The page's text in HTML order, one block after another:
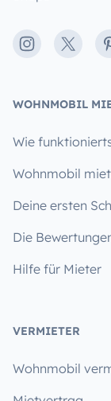
Instagram
X
WOHNMOBIL
Wie
Wohnmobil
Deine ersten
Die
Hilfe für Mieter
VERMIETER
Wohnmobil